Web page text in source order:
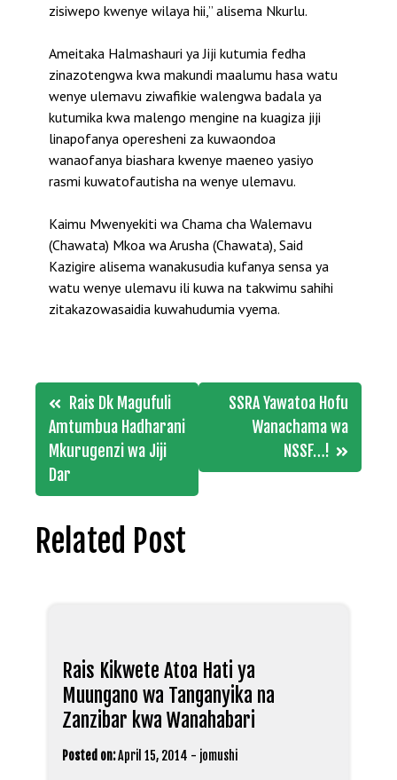
zisiwepo kwenye wilaya hii,” alisema Nkurlu.
Ameitaka Halmashauri ya Jiji kutumia fedha
zinazotengwa kwa makundi maalumu hasa watu
wenye ulemavu ziwafikie walengwa badala ya
kutumika kwa malengo mengine na kuagiza jiji
linapofanya operesheni za kuwaondoa
wanaofanya biashara kwenye maeneo yasiyo
rasmi kuwatofautisha na wenye ulemavu.
Kaimu Mwenyekiti wa Chama cha Walemavu
(Chawata) Mkoa wa Arusha (Chawata), Said
Kazigire alisema wanakusudia kufanya sensa ya
watu wenye ulemavu ili kuwa na takwimu sahihi
zitakazowasaidia kuwahudumia vyema.
Post
navigation
Rais Dk Magufuli
Amtumbua Hadharani
Mkurugenzi wa Jiji
Dar
SSRA Yawatoa Hofu
Wanachama wa
NSSF…!
Related Post
Rais Kikwete Atoa Hati ya
Muungano wa Tanganyika na
Zanzibar kwa Wanahabari
Posted on:April 15, 2014 - jomushi